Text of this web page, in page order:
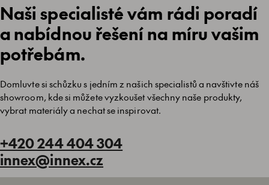
Naši specialisté vám rádi poradí
a nabídnou řešení na míru vašim
potřebám.
Domluvte si schůzku s jedním z našich specialistů a navštivte náš
showroom, kde si můžete vyzkoušet všechny naše produkty,
vybrat materiály a nechat se inspirovat.
+420 244 404 304
innex@innex.cz